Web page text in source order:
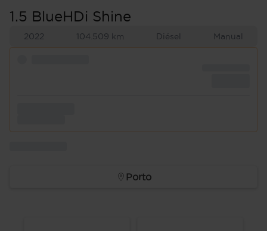
1.5 BlueHDi Shine
2022 104.509 km Diésel Manual
Porto